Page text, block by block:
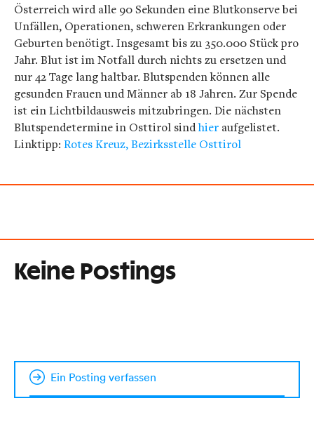
Österreich wird alle 90 Sekunden eine Blutkonserve bei
Unfällen, Operationen, schweren Erkrankungen oder
Geburten benötigt. Insgesamt bis zu 350.000 Stück pro
Jahr. Blut ist im Notfall durch nichts zu ersetzen und
nur 42 Tage lang haltbar. Blutspenden können alle
gesunden Frauen und Männer ab 18 Jahren. Zur Spende
ist ein Lichtbildausweis mitzubringen. Die nächsten
Blutspendetermine in Osttirol sindhier aufgelistet.
Linktipp: Rotes Kreuz, Bezirksstelle Osttirol
Keine Postings
Ein Posting verfassen